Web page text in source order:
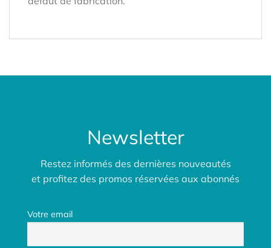
Newsletter
Restez informés des dernières nouveautés
et profitez des promos réservées aux abonnés
Votre email